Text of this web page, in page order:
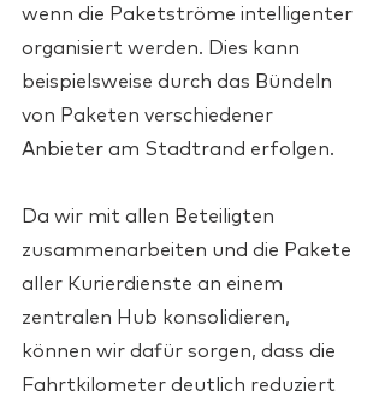
wenn die Paketströme intelligenter
organisiert werden. Dies kann
beispielsweise durch das Bündeln
von Paketen verschiedener
Anbieter am Stadtrand erfolgen.
Da wir mit allen Beteiligten
zusammenarbeiten und die Pakete
aller Kurierdienste an einem
zentralen Hub konsolidieren,
können wir dafür sorgen, dass die
Fahrtkilometer deutlich reduziert